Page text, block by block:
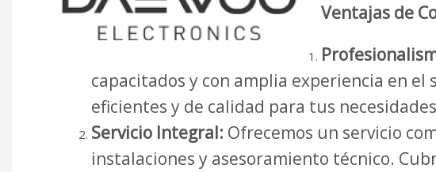
Ventajas de
capacitados y con amplia experiencia en
eficientes y de calidad para tus
Servicio Integral: Ofrecemos un servicio
instalaciones y asesoramiento técnico.